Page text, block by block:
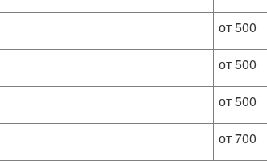
от 500
от 500
от 500
от 700